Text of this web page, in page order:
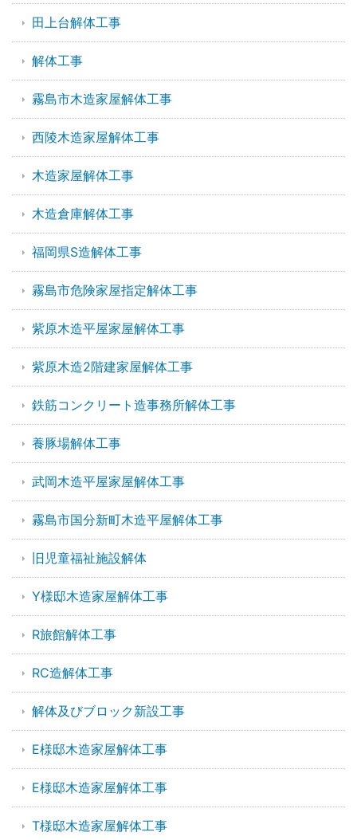
田上台解体工事
解体工事
霧島市木造家屋解体工事
西陵木造家屋解体工事
木造家屋解体工事
木造倉庫解体工事
福岡県S造解体工事
霧島市危険家屋指定解体工事
紫原木造平屋家屋解体工事
紫原木造2階建家屋解体工事
鉄筋コンクリート造事務所解体工事
養豚場解体工事
武岡木造平屋家屋解体工事
霧島市国分新町木造平屋解体工事
旧児童福祉施設解体
Y様邸木造家屋解体工事
R旅館解体工事
RC造解体工事
解体及びブロック新設工事
E様邸木造家屋解体工事
E様邸木造家屋解体工事
T様邸木造家屋解体工事